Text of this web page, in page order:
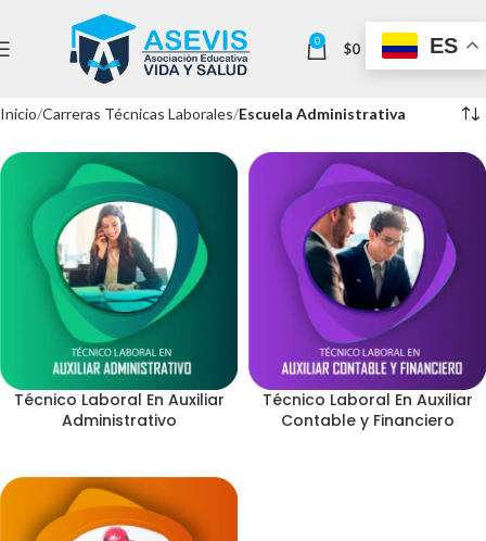
0 $0 ES
Inicio Carreras Técnicas Laborales Escuela Administrativa
Técnico Laboral En Auxiliar
Administrativo
Técnico Laboral En Auxiliar
Contable y Financiero